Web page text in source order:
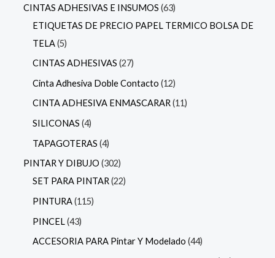
CINTAS ADHESIVAS E INSUMOS 63
ETIQUETAS DE PRECIO PAPEL TERMICO BOLSA DE
TELA 5
CINTAS ADHESIVAS 27
Cinta Adhesiva Doble Contacto 12
CINTA ADHESIVA ENMASCARAR 11
SILICONAS 4
TAPAGOTERAS 4
PINTAR Y DIBUJO 302
SET PARA PINTAR 22
PINTURA 115
PINCEL 43
ACCESORIA PARA Pintar Y Modelado 44